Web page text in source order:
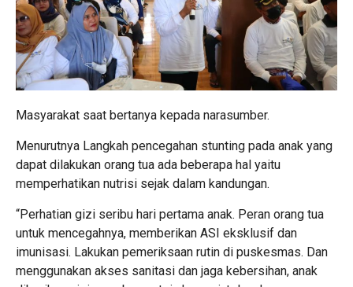
Masyarakat saat bertanya kepada narasumber.
Menurutnya Langkah pencegahan stunting pada anak yang
dapat dilakukan orang tua ada beberapa hal yaitu
memperhatikan nutrisi sejak dalam kandungan.
“Perhatian gizi seribu hari pertama anak. Peran orang tua
untuk mencegahnya, memberikan ASI eksklusif dan
imunisasi. Lakukan pemeriksaan rutin di puskesmas. Dan
menggunakan akses sanitasi dan jaga kebersihan, anak